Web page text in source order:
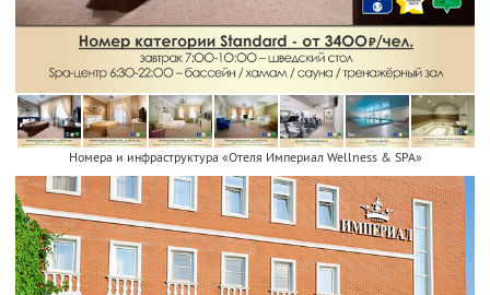
Номера и инфраструктура «Отеля Империал Wellness & SPA»